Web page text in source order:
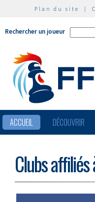
Plan du site |
Rechercher un joueur
ACCUEIL DÉCOUVRIR
Clubs